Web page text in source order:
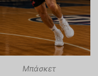
Μπάσκετ